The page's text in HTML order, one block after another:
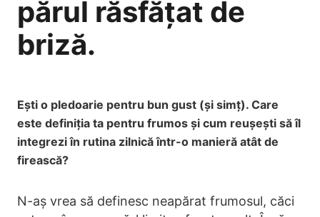
părul răsfățat de
briză.
Ești o pledoarie pentru bun gust (și simț). Care
este definiția ta pentru frumos și cum reușești să îl
integrezi în rutina zilnică într-o manieră atât de
firească?
N-aș vrea să definesc neapărat frumosul, căci